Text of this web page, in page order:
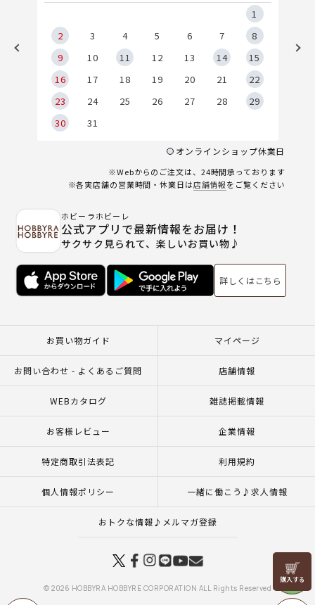
リリヤン
フェア
1
2
3 4 5 6 7
8
9
10 11 12 13 14
15
16
17 18 19 20 21
22
23
24 25 26 27 28
29
30
31
オンラインショップ休業日
※Webからのご注文は、24時間承っております
※各実店舗の営業時間・休業日は店舗情報をご覧ください
ホビーラホビーレ
公式アプリで最新情報をお届け！
サクサク見られて、楽しいお買い物♪
詳しくはこちら
お買い物ガイド マイページ
お問い合わせ - よくあるご質問 店舗情報
WEBカタログ 雑誌掲載情報
お客様レビュー 企業情報
特定商取引法表記 利用規約
個人情報ポリシー 一緒に働こう♪求人情報
おトクな情報♪メルマガ登録
© 2026 HOBBYRA HOBBYRE CORPORATION ALL Rights Reserved